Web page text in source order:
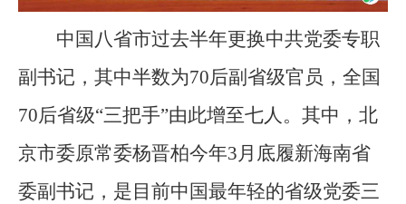
中国八省市过去半年更换中共党委专职
副书记，其中半数为70后副省级官员，全国
70后省级“三把手”由此增至七人。其中，北
京市委原常委杨晋柏今年3月底履新海南省
委副书记，是目前中国最年轻的省级党委三